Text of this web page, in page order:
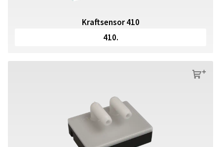
Kraftsensor 410
410.
s